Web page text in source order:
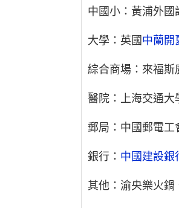
中國小：黃浦外國
大學：英國 中蘭開
綜合商場：來福斯
醫院：上海交通大
郵局：中國郵電工
銀行： 中國建設銀
其他：渝央樂火鍋